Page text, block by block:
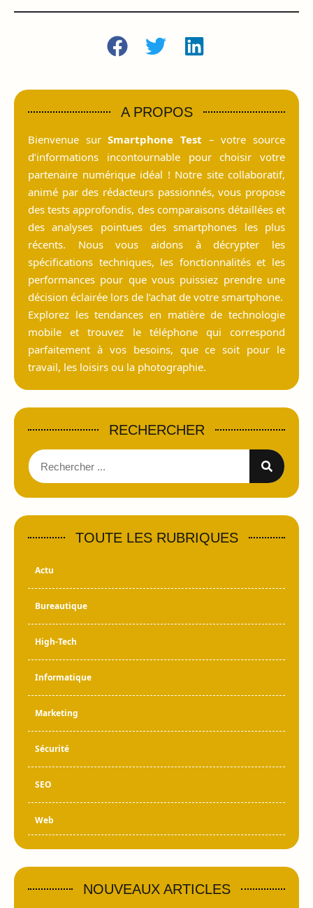
A PROPOS
Bienvenue surSmartphone Test – votre source
d’informations incontournable pour choisir votre
partenaire numérique idéal ! Notre site collaboratif,
animé par des rédacteurs passionnés, vous propose
des tests approfondis, des comparaisons détaillées et
des analyses pointues des smartphones les plus
récents. Nous vous aidons à décrypter les
spécifications techniques, les fonctionnalités et les
performances pour que vous puissiez prendre une
décision éclairée lors de l’achat de votre smartphone.
Explorez les tendances en matière de technologie
mobile et trouvez le téléphone qui correspond
parfaitement à vos besoins, que ce soit pour le
travail, les loisirs ou la photographie.
RECHERCHER
TOUTE LES RUBRIQUES
Actu
Bureautique
High-Tech
Informatique
Marketing
Sécurité
SEO
Web
NOUVEAUX ARTICLES